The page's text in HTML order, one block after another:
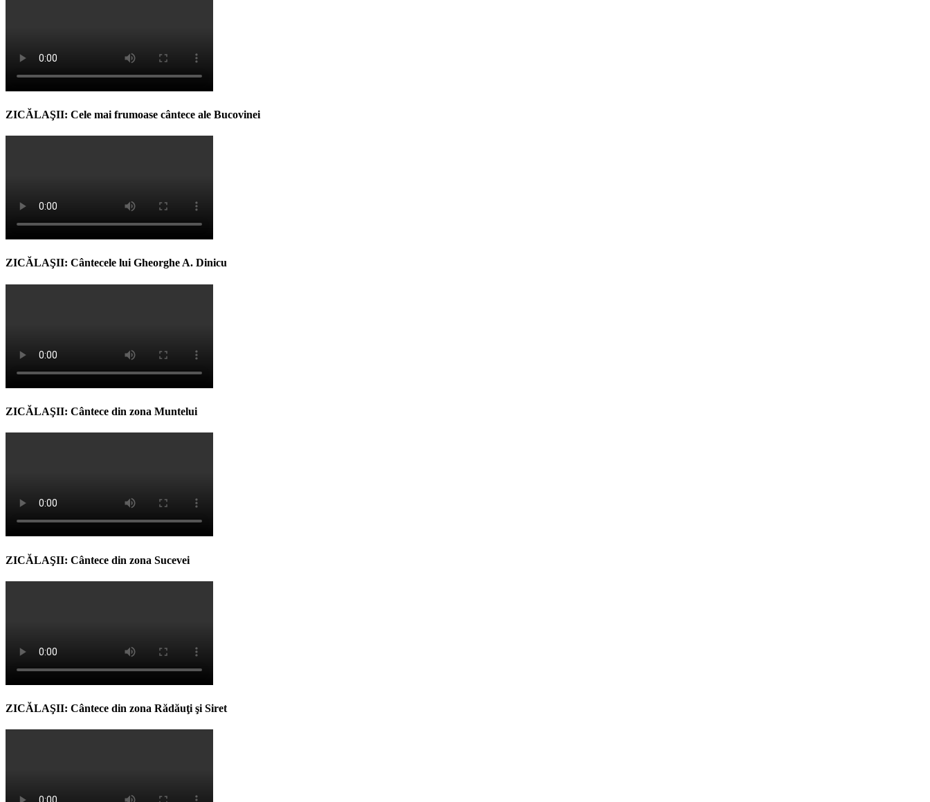
ZICĂLAŞII: Cele mai frumoase cântece ale Bucovinei
ZICĂLAŞII: Cântecele lui Gheorghe A. Dinicu
ZICĂLAŞII: Cântece din zona Muntelui
ZICĂLAŞII: Cântece din zona Sucevei
ZICĂLAŞII: Cântece din zona Rădăuţi şi Siret